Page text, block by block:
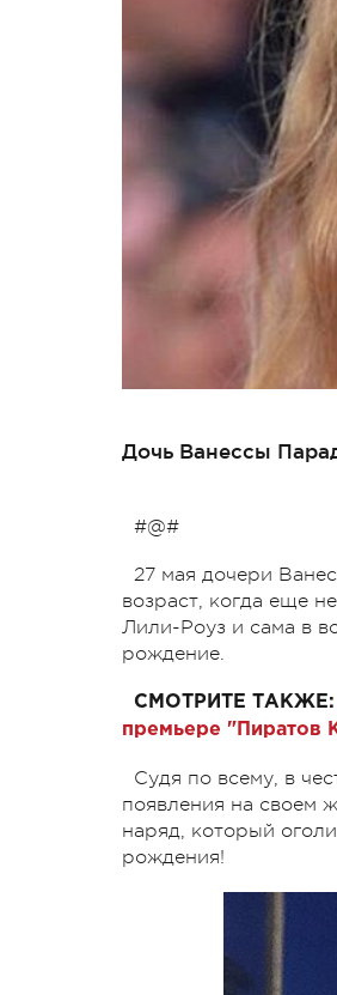
Дочь Ванессы
#@#
27 мая дочери
возраст, когда еще
Лили-Роуз и сама в
рождение.
СМОТРИТЕ ТАКЖЕ:
премьере "Пиратов
Судя по всему, в
появления на своем
наряд, который
рождения!